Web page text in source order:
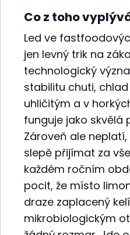
Co z toho
Led ve
jen levný trik na
technologický
stabilitu chuti,
uhličitým a v
funguje jako skvělá
Zároveň ale
slepě přijímat za
každém ročním
pocit, že místo
draze zaplacený
mikrobiologickým